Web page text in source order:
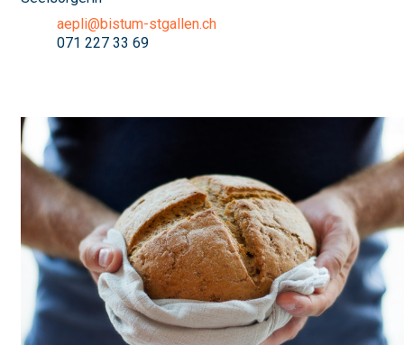
aepli@bistum-stgallen.ch
071 227 33 69